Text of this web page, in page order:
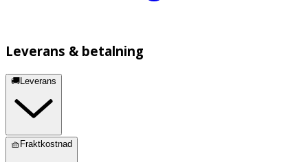
Leverans & betalning
🚚Leverans
🧺Fraktkostnad